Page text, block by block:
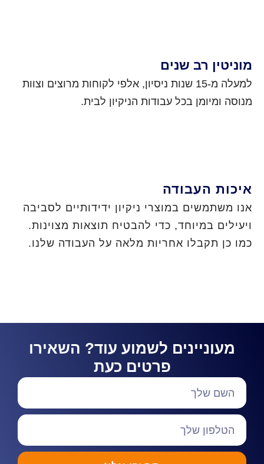
מוניטין רב שנים
למעלה מ-15 שנות ניסיון, אלפי לקוחות מרוצים וצוות
מנוסה ומיומן בכל עבודות הניקיון לבית.
איכות העבודה
אנו משתמשים במוצרי ניקיון ידידותיים לסביבה
ויעילים במיוחד, כדי להבטיח תוצאות מצוינות.
כמו כן תקבלו אחריות מלאה על העבודה שלנו.
מעוניינים לשמוע עוד? השאירו
פרטים כעת